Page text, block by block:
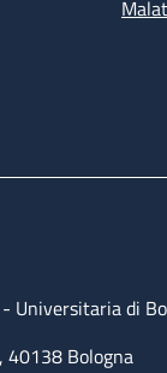
- Universitaria di
40138 Bologna